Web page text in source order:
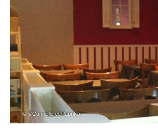
– © ©Cannelle et Paprika